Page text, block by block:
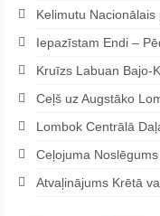
Kelimutu Nacionālais
Iepazīstam Endi –
Kruīzs Labuan Bajo-
Ceļš uz Augstāko
Lombok Centrālā
Ceļojuma
Atvaļinājums Krētā